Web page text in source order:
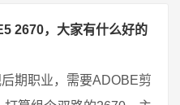
2670，大家有什么好的
期职业，需要ADOBE剪